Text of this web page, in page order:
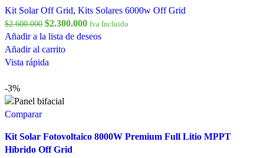
Kit Solar Off Grid, Kits Solares 6000w Off Grid
$2.600.000 $2.300.000 Iva Incluido
Añadir a la lista de deseos
Añadir al carrito
Vista rápida
-3%
Comparar
Kit Solar Fotovoltaico 8000W Premium Full Litio MPPT
Híbrido Off Grid